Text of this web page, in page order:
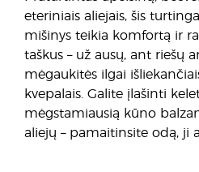
eteriniais aliejais, šis
mišinys teikia komfortą ir
taškus – už ausų, ant riešų
mėgaukitės ilgai
kvepalais. Galite įlašinti
mėgstamiausią kūno
aliejų – pamaitinsite odą, ji